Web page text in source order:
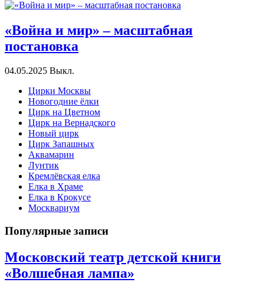
«Война и мир» – масштабная
постановка
04.05.2025 Выкл.
Цирки Москвы
Новогодние ёлки
Цирк на Цветном
Цирк на Вернадского
Новый цирк
Цирк Запашных
Аквамарин
Лунтик
Кремлёвская елка
Елка в Храме
Елка в Крокусе
Москвариум
Популярные записи
Московский театр детской книги
«Волшебная лампа»